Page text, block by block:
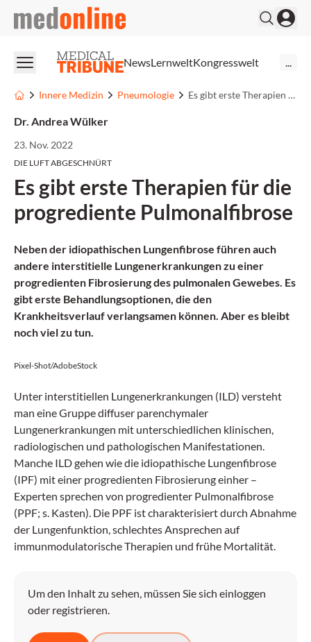
medonline
NewsLernweltKongresswelt
Innere Medizin Pneumologie Es gibt erste Therapien für die progrediente Pulmonalfibrose
Dr. Andrea Wülker
23. Nov. 2022
DIE LUFT ABGESCHNÜRT
Es gibt erste Therapien für die
progrediente Pulmonalfibrose
Neben der idiopathischen Lungenfibrose führen auch
andere interstitielle Lungenerkrankungen zu einer
progredienten Fibrosierung des pulmonalen Gewebes. Es
gibt erste Behandlungsoptionen, die den
Krankheitsverlauf verlangsamen können. Aber es bleibt
noch viel zu tun.
Pixel-Shot/AdobeStock
Unter interstitiellen Lungenerkrankungen (ILD) versteht
man eine Gruppe diffuser parenchymaler
Lungenerkrankungen mit unterschiedlichen klinischen,
radiologischen und pathologischen Manifestationen.
Manche ILD gehen wie die idiopathische Lungenfibrose
(IPF) mit einer progredienten Fibrosierung einher –
Experten sprechen von progredienter Pulmonalfibrose
(PPF; s. Kasten). Die PPF ist charakterisiert durch Abnahme
der Lungenfunktion, schlechtes Ansprechen auf
immunmodulatorische Therapien und frühe Mortalität.
Um den Inhalt zu sehen, müssen Sie sich einloggen
oder registrieren.